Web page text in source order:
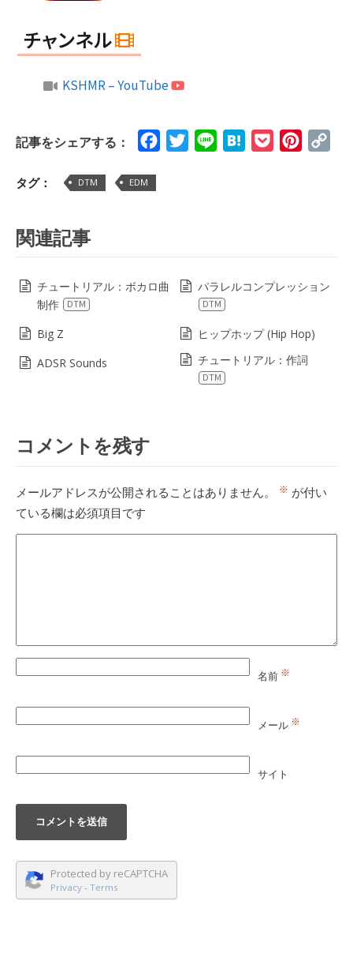
チャンネル
KSHMR – YouTube
記事をシェアする： FacebookTwitterLine HatenaPocket
タグ： DTM EDM
関連記事
チュートリアル：ボカロ曲
制作
DTM
パラレルコンプレッション
DTM
Big Z
ヒップホップ (Hip Hop)
ADSR Sounds
チュートリアル：作詞
DTM
コメントを残す
メールアドレスが公開されることはありません。 ※ が付い
ている欄は必須項目です
名前 ※
メール ※
サイト
Protected by reCAPTCHA
Privacy - Terms